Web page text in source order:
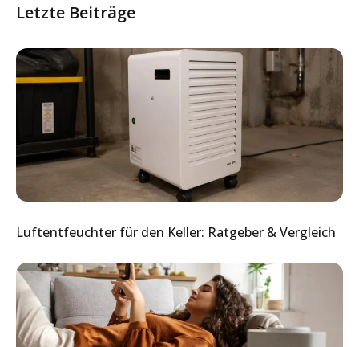
Letzte Beiträge
Luftentfeuchter für den Keller: Ratgeber & Vergleich